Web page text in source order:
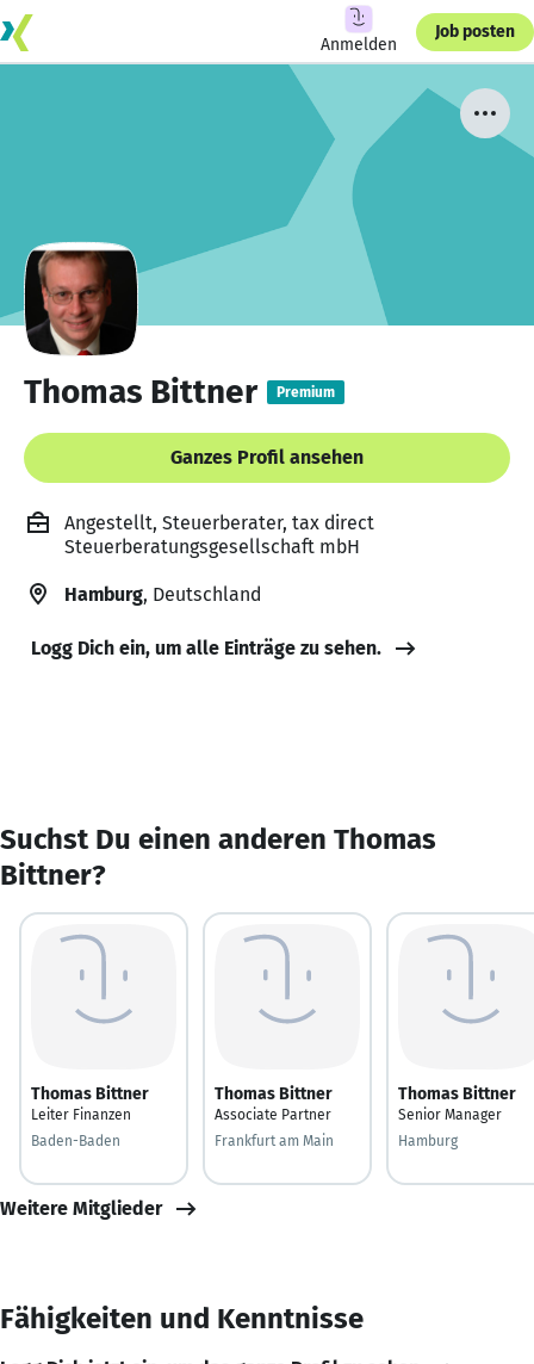
Anmelden
Job posten
Thomas Bittner Premium
Ganzes Profil ansehen
Angestellt, Steuerberater, tax direct
Steuerberatungsgesellschaft mbH
Hamburg, Deutschland
Logg Dich ein, um alle Einträge zu sehen.
Suchst Du einen anderen Thomas
Bittner?
Thomas Bittner
Leiter Finanzen
Baden-Baden
Thomas Bittner
Associate Partner
Frankfurt am Main
Thomas Bittner
Senior Manager
Hamburg
Weitere Mitglieder
Fähigkeiten und Kenntnisse